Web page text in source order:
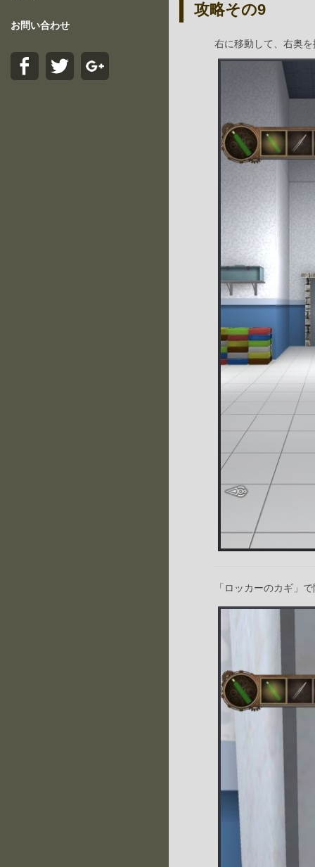
お問い合わせ
攻略その9
右に移動して、右奥を
「ロッカーのカギ」